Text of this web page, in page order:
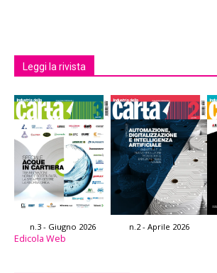
Leggi la rivista
n.3 - Giugno 2026 n.2 - Aprile 2026
Edicola Web